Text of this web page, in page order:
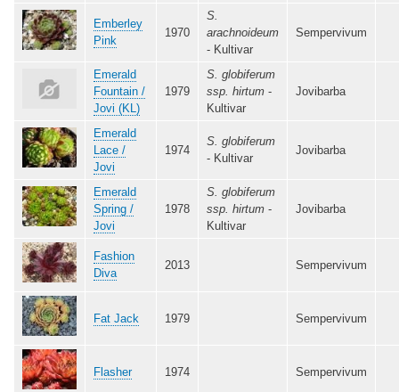
Emberley
Pink
1970
S.
arachnoideum
- Kultivar
Sempervivum
Emerald
Fountain /
Jovi (KL)
1979
S. globiferum
ssp. hirtum -
Kultivar
Jovibarba
Emerald
Lace /
Jovi
1974
S. globiferum
- Kultivar
Jovibarba
Emerald
Spring /
Jovi
1978
S. globiferum
ssp. hirtum -
Kultivar
Jovibarba
Fashion
Diva
2013 Sempervivum
Fat Jack 1979 Sempervivum
Flasher 1974 Sempervivum